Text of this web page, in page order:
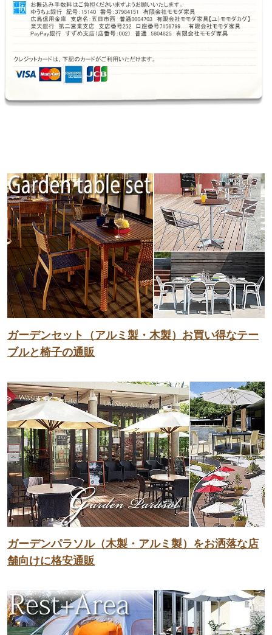
ガーデンセット（アルミ製・木製）お買い得なテー
ブルと椅子の通販
ガーデンパラソル（木製・アルミ製）をお洒落な店
舗向けに格安通販